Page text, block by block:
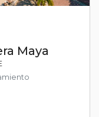
Maya